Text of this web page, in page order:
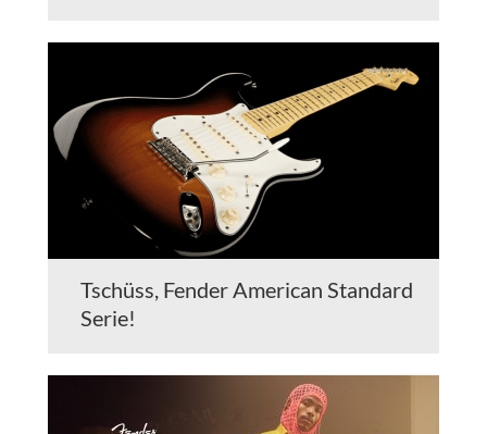
Tschüss, Fender American Standard
Serie!